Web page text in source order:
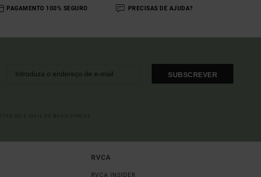
PAGAMENTO 100% SEGURO PRECISAS DE AJUDA?
SUBSCREVER
RVCA
RVCA INSIDER